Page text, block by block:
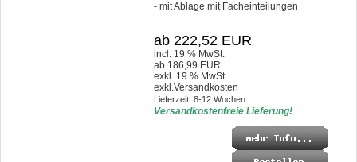
- mit Ablage mit Facheinteilungen
ab 222,52 EUR
incl. 19 % MwSt.
ab 186,99 EUR
exkl. 19 % MwSt.
exkl.Versandkosten
Lieferzeit: 8-12 Wochen
Versandkostenfreie Lieferung!